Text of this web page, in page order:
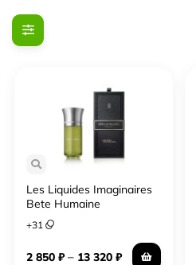
Les Liquides Imaginaires
Bete Humaine
+31
2 850 ₽– 13 320 ₽